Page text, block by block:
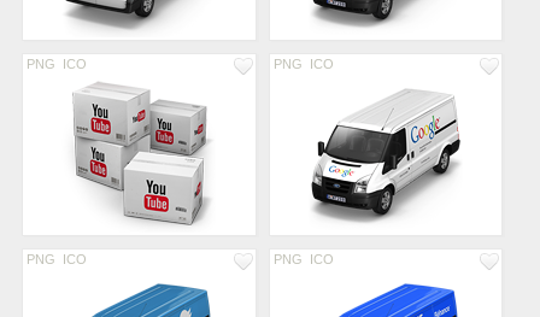
PNG ICO PNG ICO
PNG ICO PNG ICO